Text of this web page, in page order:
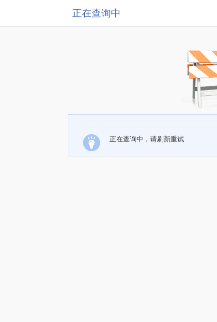
正在查询中
正在查询中，请刷新重试